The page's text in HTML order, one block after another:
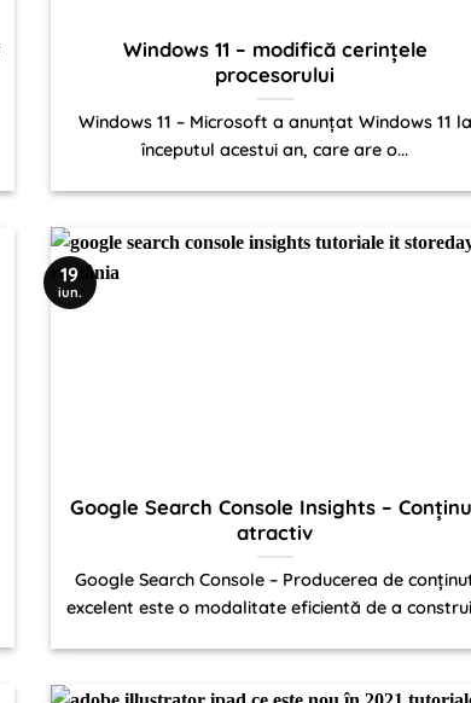
Windows 11 – modifică cerințele
procesorului
Windows 11 – Microsoft a anunțat Windows 11 la
începutul acestui an, care are o...
Google Search Console Insights –
atractiv
Google Search Console – Producerea de
excelent este o modalitate eficientă de a
19
iun.